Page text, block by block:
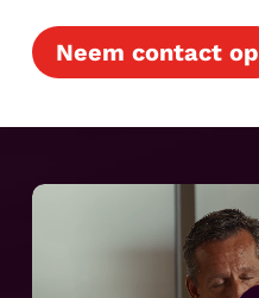
Neem contact op
Play